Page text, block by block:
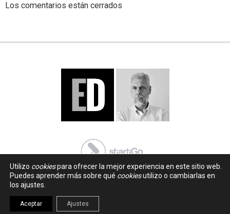
Los comentarios están cerrados
Utilizo cookiespara ofrecer la mejor experiencia en este sitio web.
Puedes aprender más sobre qué cookiesutilizo o cambiarlas en
los ajustes.
Aceptar Ajustes